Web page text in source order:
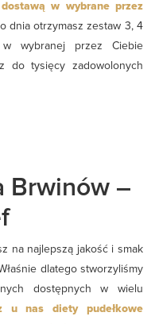
w wybrane przez
dnia otrzymasz zestaw 3, 4
wybranej przez Ciebie
do tysięcy zadowolonych
Brwinów –
na najlepszą jakość i smak
dlatego stworzyliśmy
dostępnych w wielu
u nas diety pudełkowe